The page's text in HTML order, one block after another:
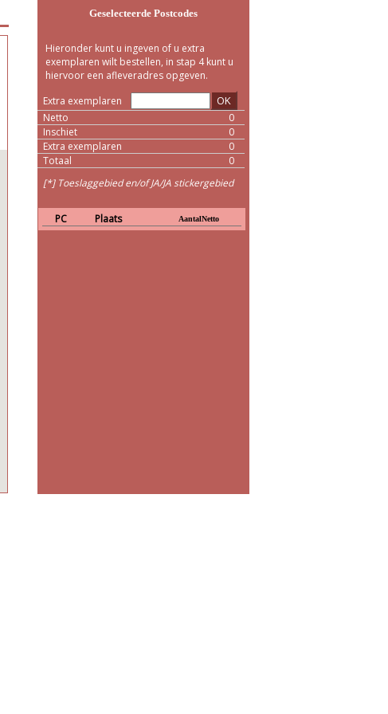
Geselecteerde Postcodes
Hieronder kunt u ingeven of u extra
exemplaren wilt bestellen, in stap 4 kunt u
hiervoor een afleveradres opgeven.
Extra exemplaren
OK
Netto
0
Inschiet
0
Extra exemplaren
0
Totaal
0
[*] Toeslaggebied en/of JA/JA stickergebied
PC Plaats AantalNetto